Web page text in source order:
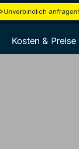
Unverbindlich anfragen!
Kosten & Preise